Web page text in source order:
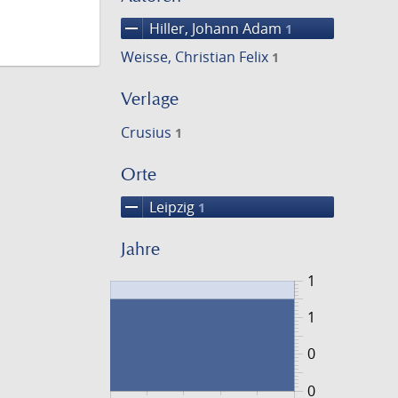
remove Hiller, Johann Adam 1
Weisse, Christian Felix 1
Verlage
Crusius 1
Orte
remove Leipzig 1
Jahre
0
1
0
1